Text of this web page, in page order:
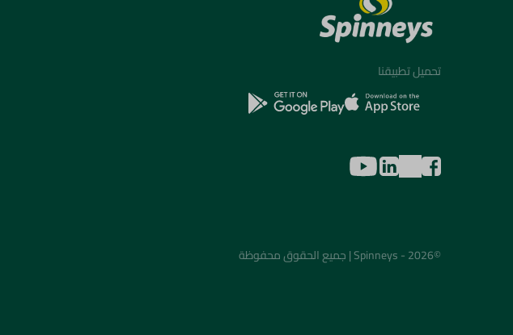
تحميل تطبيقنا
©2026 - Spinneys | جميع الحقوق محفوظة